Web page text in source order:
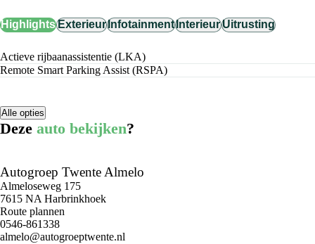
HighlightsExterieurInfotainmentInterieurUitrusting
Actieve rijbaanassistentie (LKA)
Remote Smart Parking Assist (RSPA)
Alle opties
Deze auto bekijken?
Autogroep Twente Almelo
Almeloseweg 175
7615 NA Harbrinkhoek
Route plannen
0546-861338
almelo@autogroeptwente.nl